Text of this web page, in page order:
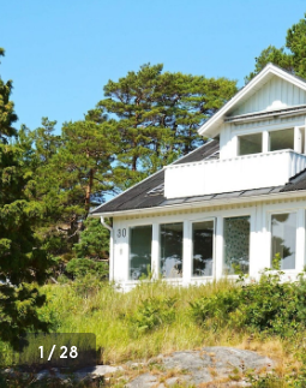
1/28